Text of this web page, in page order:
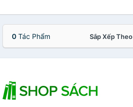
0 Tác Phẩm Sắp Xếp Theo